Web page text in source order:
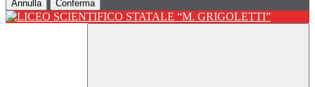
Annulla Conferma